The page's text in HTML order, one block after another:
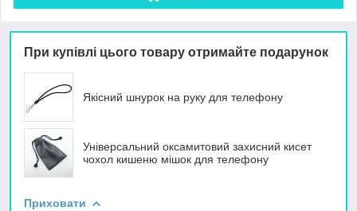
При купівлі цього товару отримайте подарунок
Якісний шнурок на руку для телефону
Універсальний оксамитовий захисний кисет
чохол кишеню мішок для телефону
Приховати